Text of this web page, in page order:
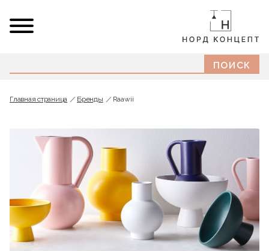
Главная страница Бренды Raawii